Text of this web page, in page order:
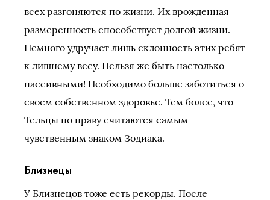
всех разгоняются по жизни. Их врожденная
размеренность способствует долгой жизни.
Немного удручает лишь склонность этих ребят
к лишнему весу. Нельзя же быть настолько
пассивными! Необходимо больше заботиться о
своем собственном здоровье. Тем более, что
Тельцы по праву считаются самым
чувственным знаком Зодиака.
Близнецы
У Близнецов тоже есть рекорды. После